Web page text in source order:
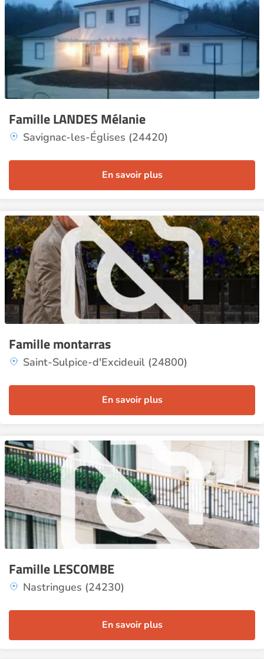
Famille LANDES Mélanie
Savignac-les-Églises (24420)
En savoir plus
Famille montarras
Saint-Sulpice-d'Excideuil (24800)
En savoir plus
Famille LESCOMBE
Nastringues (24230)
En savoir plus